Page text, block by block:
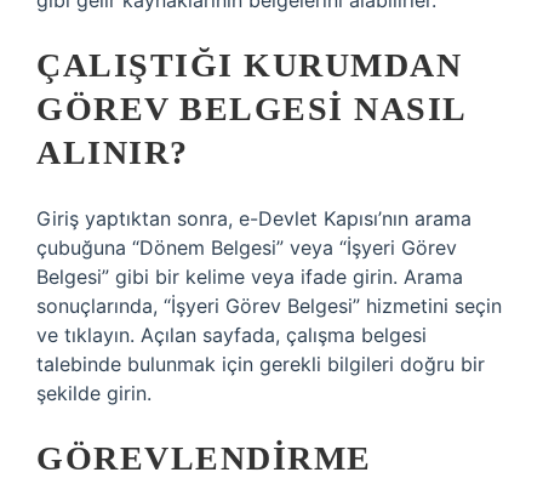
ÇALIŞTIĞI KURUMDAN
GÖREV BELGESI NASIL
ALINIR?
Giriş yaptıktan sonra, e-Devlet Kapısı’nın arama
çubuğuna “Dönem Belgesi” veya “İşyeri Görev
Belgesi” gibi bir kelime veya ifade girin. Arama
sonuçlarında, “İşyeri Görev Belgesi” hizmetini seçin
ve tıklayın. Açılan sayfada, çalışma belgesi
talebinde bulunmak için gerekli bilgileri doğru bir
şekilde girin.
GÖREVLENDIRME